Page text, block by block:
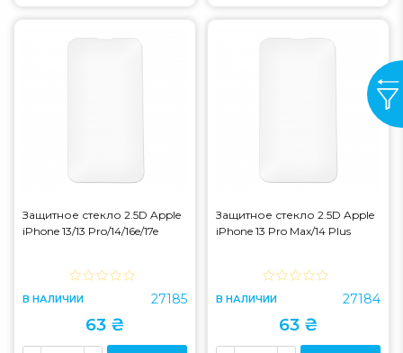
Защитное стекло 2.5D Apple
iPhone 13/13 Pro/14/16e/17e
В НАЛИЧИИ 27185
63 ₴
Защитное стекло 2.5D Apple
iPhone 13 Pro Max/14 Plus
В НАЛИЧИИ 27184
63 ₴